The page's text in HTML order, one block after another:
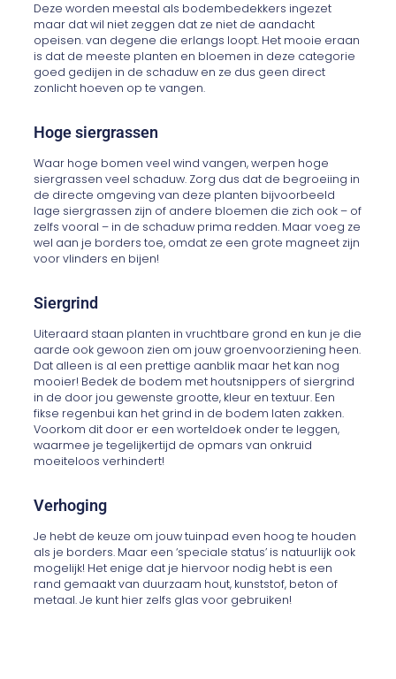
Deze worden meestal als bodembedekkers ingezet
maar dat wil niet zeggen dat ze niet de aandacht
opeisen. van degene die erlangs loopt. Het mooie eraan
is dat de meeste planten en bloemen in deze categorie
goed gedijen in de schaduw en ze dus geen direct
zonlicht hoeven op te vangen.
Hoge siergrassen
Waar hoge bomen veel wind vangen, werpen hoge
siergrassen veel schaduw. Zorg dus dat de begroeiing in
de directe omgeving van deze planten bijvoorbeeld
lage siergrassen zijn of andere bloemen die zich ook – of
zelfs vooral – in de schaduw prima redden. Maar voeg ze
wel aan je borders toe, omdat ze een grote magneet zijn
voor vlinders en bijen!
Siergrind
Uiteraard staan planten in vruchtbare grond en kun je die
aarde ook gewoon zien om jouw groenvoorziening heen.
Dat alleen is al een prettige aanblik maar het kan nog
mooier! Bedek de bodem met houtsnippers of siergrind
in de door jou gewenste grootte, kleur en textuur. Een
fikse regenbui kan het grind in de bodem laten zakken.
Voorkom dit door er een worteldoek onder te leggen,
waarmee je tegelijkertijd de opmars van onkruid
moeiteloos verhindert!
Verhoging
Je hebt de keuze om jouw tuinpad even hoog te houden
als je borders. Maar een ‘speciale status’ is natuurlijk ook
mogelijk! Het enige dat je hiervoor nodig hebt is een
rand gemaakt van duurzaam hout, kunststof, beton of
metaal. Je kunt hier zelfs glas voor gebruiken!